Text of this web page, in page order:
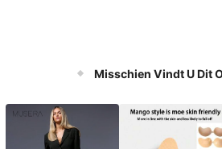
Misschien Vindt U Dit